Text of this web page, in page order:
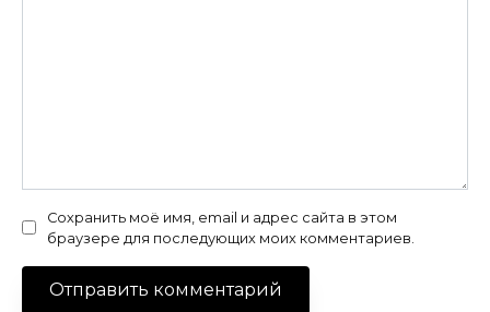
Сохранить моё имя, email и адрес сайта в этом
браузере для последующих моих комментариев.